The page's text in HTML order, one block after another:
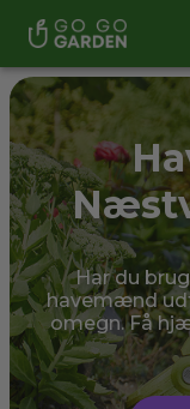
Har du
havemænd
omegn. Få